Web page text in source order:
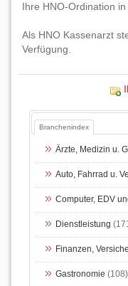
Ihre HNO-Ordination
Als HNO Kassenarzt
Verfügung.
Branchenindex
Ärzte, Medizin u.
Auto, Fahrrad u.
Computer, EDV
Dienstleistung
Finanzen,
Gastronomie (108)